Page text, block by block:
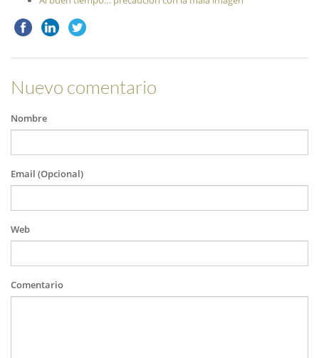
Nuevo comentario
Nombre
Email (Opcional)
Web
Comentario